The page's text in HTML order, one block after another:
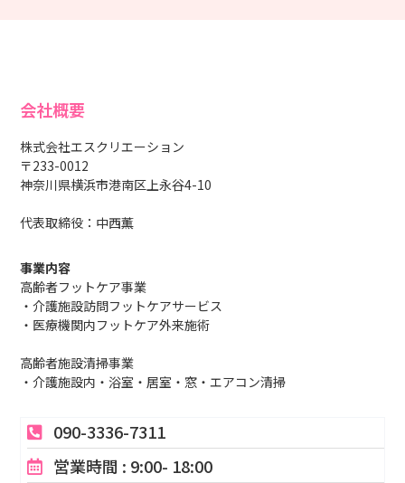
会社概要
株式会社エスクリエーション
〒233-0012
神奈川県横浜市港南区上永谷4-10
代表取締役：中西薫
事業内容
高齢者フットケア事業
・介護施設訪問フットケアサービス
・医療機関内フットケア外来施術
高齢者施設清掃事業
・介護施設内・浴室・居室・窓・エアコン清掃
090-3336-7311
営業時間 : 9:00- 18:00